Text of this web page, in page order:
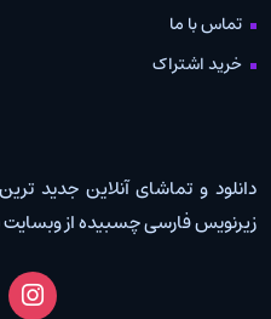
تماس با ما
خرید اشتراک
دانلود و تماشای آنلاین جدید
زیرنویس فارسی چسبیده از